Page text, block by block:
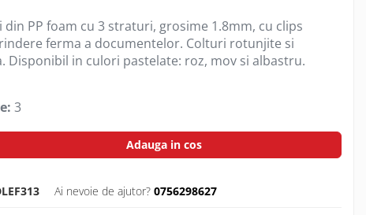
din PP foam cu 3 straturi, grosime 1.8mm, cu clips
ferma a documentelor. Colturi rotunjite si
Disponibil in culori pastelate: roz, mov si albastru.
3
Adauga in cos
Ai nevoie de ajutor? 0756298627